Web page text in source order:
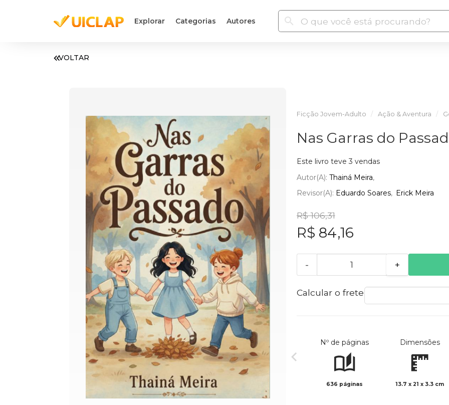
Explorar Categorias Autores
VOLTAR
Ficção Jovem-Adulto Ação & Aventura
Nas Garras do
Este livro teve 3 vendas
Autor(a): Thainá Meira
Revisor(a): Eduardo Soares Erick Meira
R$ 106,31
R$ 84,16
- +
Calcular o frete
Nº de páginas
636 páginas
Dimensões
13.7 x 21 x 3.3 cm